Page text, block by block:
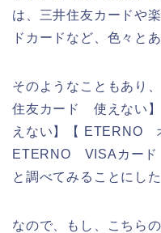
は、三井住友カードや
ドカードなど、色々と
そのようなこともあり
住友カード 使えない
えない】【 ETERNO
ETERNO VISAカード
と調べてみることにし
なので、もし、こちら